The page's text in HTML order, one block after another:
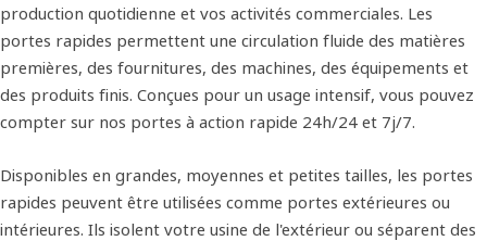
production quotidienne et vos activités commerciales. Les
portes rapides permettent une circulation fluide des matières
premières, des fournitures, des machines, des équipements et
des produits finis. Conçues pour un usage intensif, vous pouvez
compter sur nos portes à action rapide 24h/24 et 7j/7.
Disponibles en grandes, moyennes et petites tailles, les portes
rapides peuvent être utilisées comme portes extérieures ou
intérieures. Ils isolent votre usine de l'extérieur ou séparent des